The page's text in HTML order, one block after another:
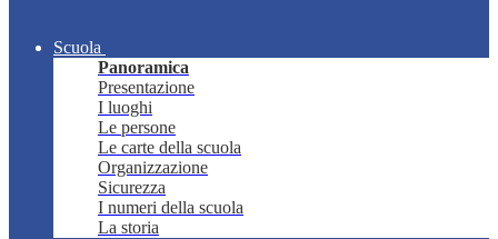
Scuola
Panoramica
Presentazione
I luoghi
Le persone
Le carte della scuola
Organizzazione
Sicurezza
I numeri della scuola
La storia